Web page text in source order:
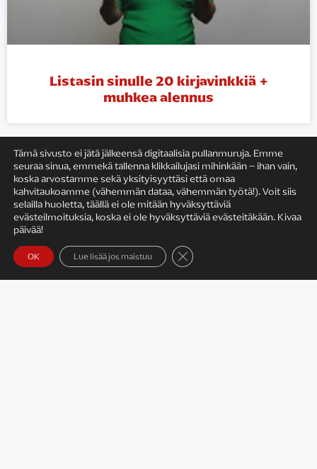
Listasin sinulle 20 kirjavinkkiä +
muhkea alennus
KIRJAILIJAN TYÖ
Tämä sivusto ei jätä jälkeensä digitaalisia pullanmuruja. Emme
seuraa sinua, emmekä tallenna klikkailujasi mihinkään – ihan vain,
koska arvostamme sekä yksityisyyttäsi että omaa
kahvitaukoamme (vähemmän dataa, vähemmän työtä!). Voit siis
selailla huoletta, täällä ei ole mitään hyväksyttäviä
evästeilmoituksia, koska ei ole hyväksyttäviä evästeitäkään. Kivaa
päivää!
OK Lue lisää jos maistuu Sulje evästebanneri